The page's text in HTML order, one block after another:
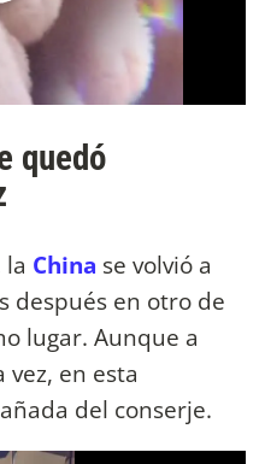
quedó
la China se volvió a
después en otro de
lugar. Aunque a
en esta
del conserje.